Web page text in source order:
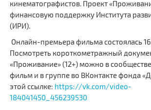
...
кинематографистов. Проект
финансовую поддержку Института
(ИРИ).
Онлайн-премьера фильма состоялась 16
Посмотреть короткометражный
«Проживание» (12+) можно в
фильм и в группе во ВКонтакте фонда
этой ссылке: https://vk.com/video-
184041450_456239530